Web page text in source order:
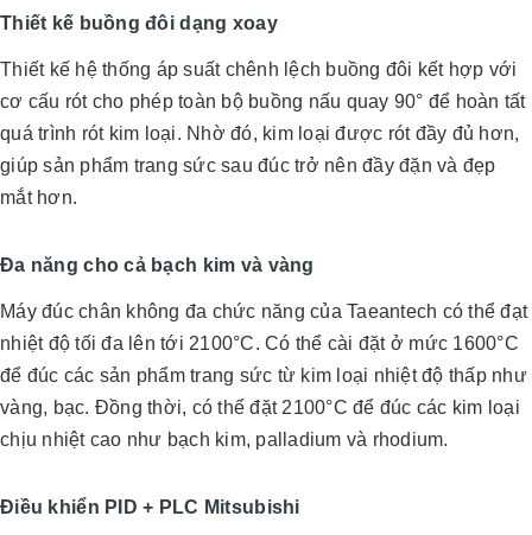
Thiết kế buồng đôi dạng xoay
Thiết kế hệ thống áp suất chênh lệch buồng đôi kết hợp với
cơ cấu rót cho phép toàn bộ buồng nấu quay 90° để hoàn tất
quá trình rót kim loại. Nhờ đó, kim loại được rót đầy đủ hơn,
giúp sản phẩm trang sức sau đúc trở nên đầy đặn và đẹp
mắt hơn.
Đa năng cho cả bạch kim và vàng
Máy đúc chân không đa chức năng của Taeantech có thể đạt
nhiệt độ tối đa lên tới 2100°C. Có thể cài đặt ở mức 1600°C
để đúc các sản phẩm trang sức từ kim loại nhiệt độ thấp như
vàng, bạc. Đồng thời, có thể đặt 2100°C để đúc các kim loại
chịu nhiệt cao như bạch kim, palladium và rhodium.
Điều khiển PID + PLC Mitsubishi